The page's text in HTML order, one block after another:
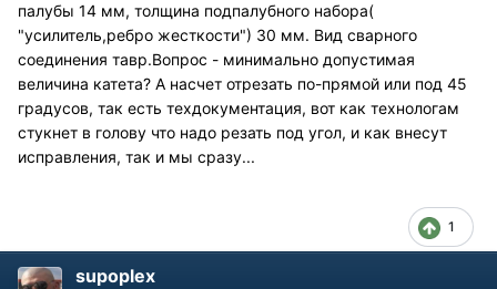
палубы 14 мм, толщина подпалубного набора(
"усилитель,ребро жесткости") 30 мм. Вид сварного
соединения тавр.Вопрос - минимально допустимая
величина катета? А насчет отрезать по-прямой или под 45
градусов, так есть техдокументация, вот как технологам
стукнет в голову что надо резать под угол, и как внесут
исправления, так и мы сразу...
1
supoplex